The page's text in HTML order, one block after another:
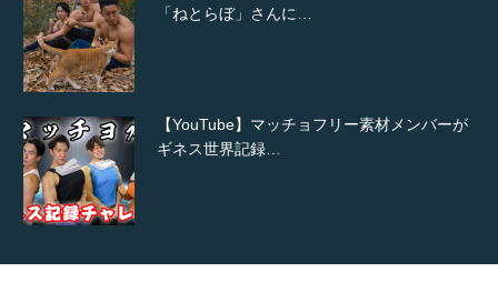
「ねとらぼ」さんに…
【YouTube】マッチョフリー素材メンバーが
ギネス世界記録…
【TV】TBS番組「ひるおび」にてマッスルプ